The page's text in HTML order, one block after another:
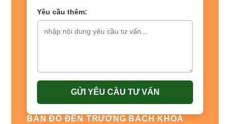
Yêu cầu thêm:
GỬI YÊU CẦU TƯ VẤN
BẢN ĐỒ ĐẾN TRƯỜNG BÁCH KHOA